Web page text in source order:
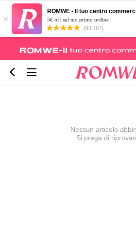
×
ROMWE - Il tuo centro
5€ off sul tuo primo ordine
(93,402)
Nessun articolo
Si prega di